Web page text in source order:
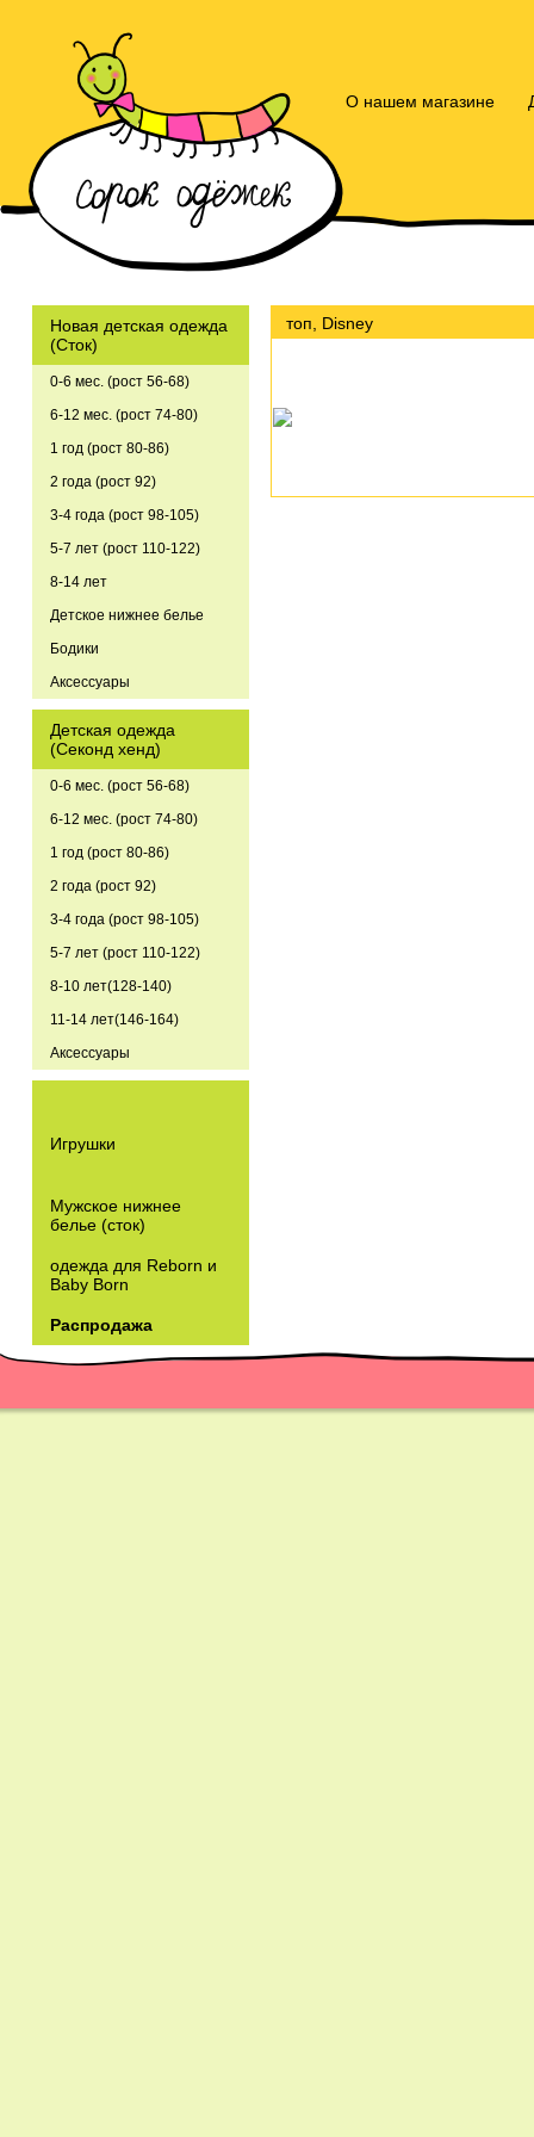
О нашем магазине
Новая детская одежда
(Сток)
0-6 мес. (рост 56-68)
6-12 мес. (рост 74-80)
1 год (рост 80-86)
2 года (рост 92)
3-4 года (рост 98-105)
5-7 лет (рост 110-122)
8-14 лет
Детское нижнее белье
Бодики
Аксессуары
Детская одежда
(Секонд хенд)
0-6 мес. (рост 56-68)
6-12 мес. (рост 74-80)
1 год (рост 80-86)
2 года (рост 92)
3-4 года (рост 98-105)
5-7 лет (рост 110-122)
8-10 лет(128-140)
11-14 лет(146-164)
Аксессуары
Игрушки
Мужское нижнее
белье (сток)
одежда для Reborn и
Baby Born
Распродажа
топ, Disney